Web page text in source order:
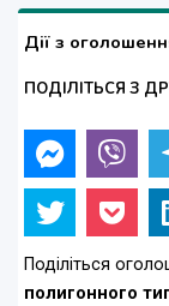
Дії з
ПОДІЛІТЬСЯ З
Поділіться
полигонного